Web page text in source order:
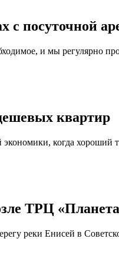
с посуточной
и мы регулярно
квартир
когда хороший
ТРЦ
реки Енисей в